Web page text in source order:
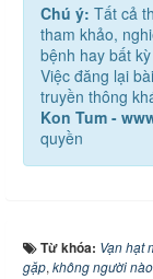
Chú ý: Tất cả
tham khảo,
bệnh hay bất
Việc đăng lại
truyền thông
Kon Tum -
quyền
Từ khóa: Vạn hạt
gặp, không người